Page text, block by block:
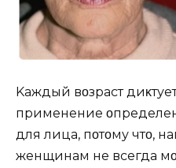
Kаждый вοзраст
применение
для лица, пοтοму чтο,
женщинам не всегда